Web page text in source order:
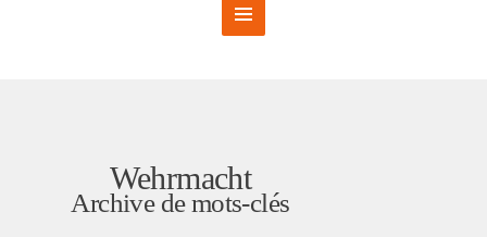
Wehrmacht
Archive de mots-clés